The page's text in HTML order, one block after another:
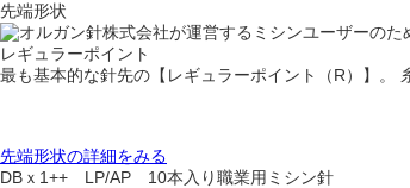
先端形状
レギュラーポイント
最も基本的な針先の【レギュラーポイント（R）】。
先端形状の詳細をみる
DBｘ1++ LP/AP 10本入り職業用ミシン針